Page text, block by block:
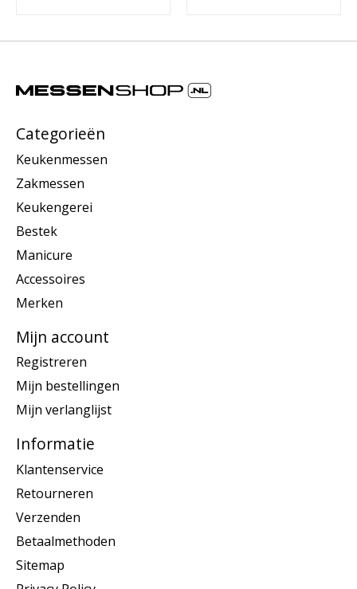
Categorieën
Keukenmessen
Zakmessen
Keukengerei
Bestek
Manicure
Accessoires
Merken
Mijn account
Registreren
Mijn bestellingen
Mijn verlanglijst
Informatie
Klantenservice
Retourneren
Verzenden
Betaalmethoden
Sitemap